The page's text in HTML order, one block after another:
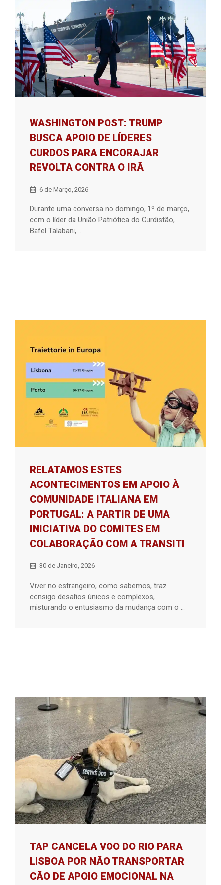
WASHINGTON POST: TRUMP
BUSCA APOIO DE LÍDERES
CURDOS PARA ENCORAJAR
REVOLTA CONTRA O IRÃ
6 de Março, 2026
Durante uma conversa no domingo, 1º de março,
com o líder da União Patriótica do Curdistão,
Bafel Talabani, ...
RELATAMOS ESTES
ACONTECIMENTOS EM APOIO À
COMUNIDADE ITALIANA EM
PORTUGAL: A PARTIR DE UMA
INICIATIVA DO COMITES EM
COLABORAÇÃO COM A TRANSITI
30 de Janeiro, 2026
Viver no estrangeiro, como sabemos, traz
consigo desafios únicos e complexos,
misturando o entusiasmo da mudança com o ...
TAP CANCELA VOO DO RIO PARA
LISBOA POR NÃO TRANSPORTAR
CÃO DE APOIO EMOCIONAL NA